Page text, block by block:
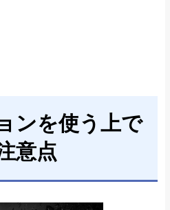
ンを使う上で
意点